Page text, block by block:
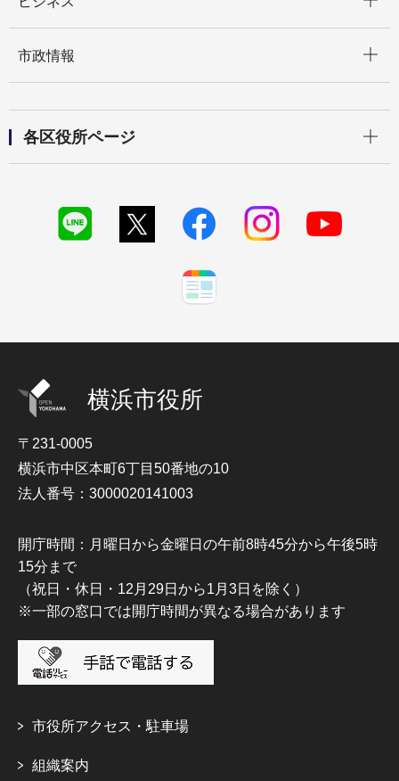
市政情報
各区役所ページ
横浜市役所
〒231-0005
横浜市中区本町6丁目50番地の10
法人番号：3000020141003
開庁時間：月曜日から金曜日の午前8時45分から午後5時
15分まで
（祝日・休日・12月29日から1月3日を除く）
※一部の窓口では開庁時間が異なる場合があります
市役所アクセス・駐車場
組織案内